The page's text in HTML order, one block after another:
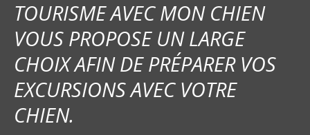
TOURISME AVEC MON CHIEN
VOUS PROPOSE UN LARGE
CHOIX AFIN DE PRÉPARER VOS
EXCURSIONS AVEC VOTRE
CHIEN.